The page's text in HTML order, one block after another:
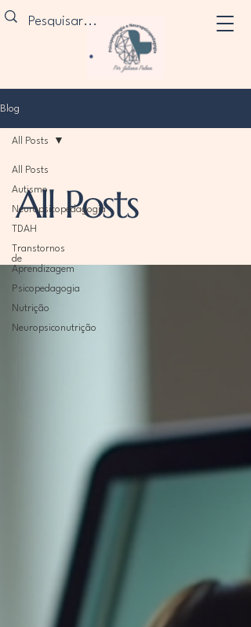
Blog
All Posts
Autismo
Neuropsicopedagogia
TDAH
Transtornos
de
Aprendizagem
Psicopedagogia
Nutrição
Neuropsiconutrição
All Posts
All Posts